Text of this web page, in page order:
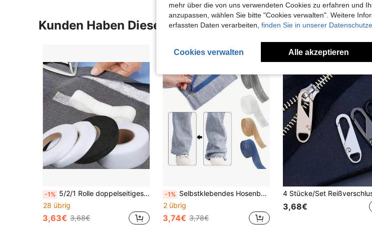
Kunden Haben Diese Artikel Auch Angeschaut
-1% 5/2/1 Rolle doppelseitiges Vlies-Fusible-Band, Bügel-Selbstklebend für Kleidung, Hüte, Basteleien, Vorhangkanten, ideal für DIY-Nähen und Einfassen, waschbar, vielseitig einsetzbar, praktisch, ohne Nähen, weiß & schwarz (1,5/2/2,5/3cm)
28 übrig
3,63€ 3,68€
-1% Selbstklebendes Hosenbund-Fixierband zur Längenanpassung, S Hosen Hosen Kleidung DIY Nähzubehör Sommer, Schule
2 übrig
3,74€ 3,78€
3,68€
mehr über die von uns verwendeten Cookies zu erfahren und
anzupassen, wählen Sie bitte "Cookies verwalten". Weitere
erfassten Daten verarbeiten, finden Sie in unserer
Cookies verwalten Alle akzeptieren